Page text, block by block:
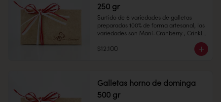
Peso: 85 gr
250 gr
Surtido de 6 variedades de galletas
preparadas 100% de forma artesanal, las
variedades son Maní-Cranberry , Crinkle
de Chocolate, Mini Alfajores, Almendras,
Toffe y Avena Chips.
Conservación: Mantener sellado en un
lugar fresco y seco , entre 10-18 °C, 65%
humedad.
$12.100
Galletas horno de dominga
500 gr